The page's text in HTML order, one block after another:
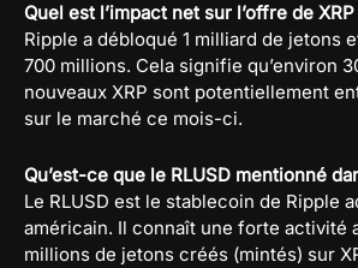
Quel est l’impact net sur l’offre de
Ripple a débloqué 1 milliard de jetons
700 millions. Cela signifie qu’environ
nouveaux XRP sont potentiellement
sur le marché ce mois-ci.
Qu’est-ce que le RLUSD mentionné
Le RLUSD est le stablecoin de Ripple
américain. Il connaît une forte activité
millions de jetons créés (mintés) sur